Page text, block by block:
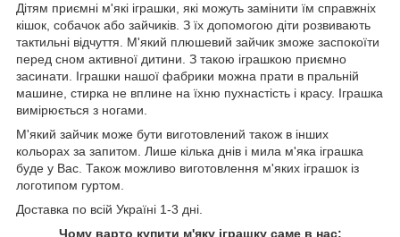
Дітям приємні м'які іграшки, які можуть замінити їм справжніх
кішок, собачок або зайчиків. З їх допомогою діти розвивають
тактильні відчуття. М'який плюшевий зайчик зможе заспокоїти
перед сном активної дитини. З такою іграшкою приємно
засинати. Іграшки нашої фабрики можна прати в пральній
машине, стирка не вплине на їхню пухнастість і красу. Іграшка
вимірюється з ногами.
М'який зайчик може бути виготовлений також в інших
кольорах за запитом. Лише кілька днів і мила м'яка іграшка
буде у Вас. Також можливо виготовлення м'яких іграшок із
логотипом гуртом.
Доставка по всій Україні 1-3 дні.
Чому варто купити м'яку іграшку саме в нас: